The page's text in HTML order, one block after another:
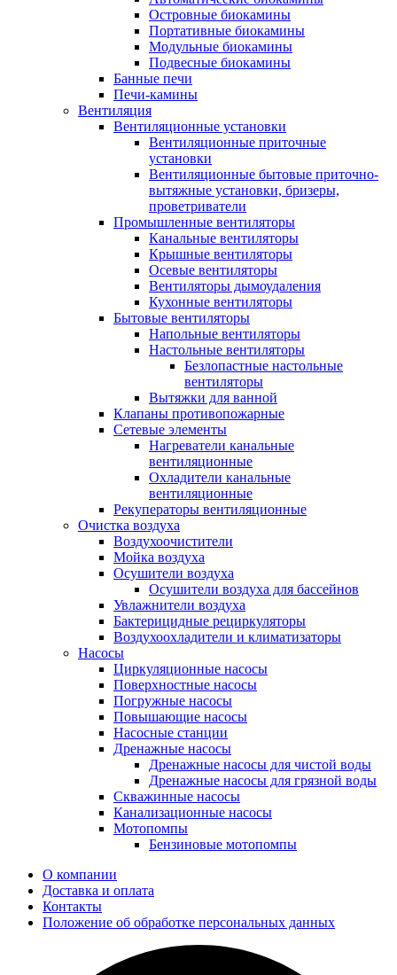
Островные биокамины
Портативные биокамины
Модульные биокамины
Подвесные биокамины
Банные печи
Печи-камины
Вентиляция
Вентиляционные установки
Вентиляционные приточные
установки
Вентиляционные бытовые приточно-
вытяжные установки, бризеры,
проветриватели
Промышленные вентиляторы
Канальные вентиляторы
Крышные вентиляторы
Осевые вентиляторы
Вентиляторы дымоудаления
Кухонные вентиляторы
Бытовые вентиляторы
Напольные вентиляторы
Настольные вентиляторы
Безлопастные настольные
вентиляторы
Вытяжки для ванной
Клапаны противопожарные
Сетевые элементы
Нагреватели канальные
вентиляционные
Охладители канальные
вентиляционные
Рекуператоры вентиляционные
Очистка воздуха
Воздухоочистители
Мойка воздуха
Осушители воздуха
Осушители воздуха для бассейнов
Увлажнители воздуха
Бактерицидные рециркуляторы
Воздухоохладители и климатизаторы
Насосы
Циркуляционные насосы
Поверхностные насосы
Погружные насосы
Повышающие насосы
Насосные станции
Дренажные насосы
Дренажные насосы для чистой воды
Дренажные насосы для грязной воды
Скважинные насосы
Канализационные насосы
Мотопомпы
Бензиновые мотопомпы
О компании
Доставка и оплата
Контакты
Положение об обработке персональных данных